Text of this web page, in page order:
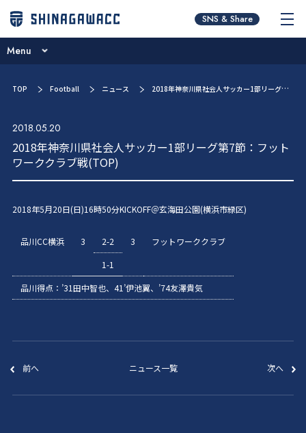
チームコンセプト
ブログ
ニュース
試合日程･結果
選手／スタッフ紹介
お問い合わせ
SNS & Share
Menu
試合日程･結果
TOP Football ニュース 2018年神奈川県社会人サッカー1部リーグ第7節：フットワーククラブ戦(TOP)
2018.05.20
2018年神奈川県社会人サッカー1部リーグ第7節：フット
ワーククラブ戦(TOP)
2018年5月20日(日)16時50分KICKOFF＠玄海田公園(横浜市緑区)
品川CC横浜 3 2-2 3
フットワーククラブ
1-1
品川得点：’31田中智也、41’伊池翼、’74友澤貴気
前へ ニュース一覧 次へ